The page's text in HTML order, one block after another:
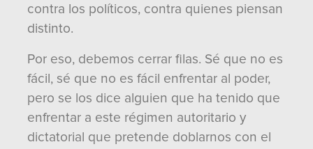
contra los políticos, contra quienes piensan
distinto.
Por eso, debemos cerrar filas. Sé que no es
fácil, sé que no es fácil enfrentar al poder,
pero se los dice alguien que ha tenido que
enfrentar a este régimen autoritario y
dictatorial que pretende doblarnos con el